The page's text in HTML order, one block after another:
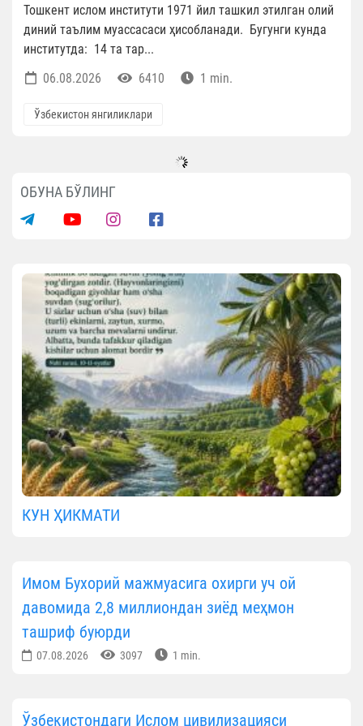
Тошкент ислом институти 1971 йил ташкил этилган олий
диний таълим муассасаси ҳисобланади. Бугунги кунда
институтда: 14 та тар...
06.08.2026
6410 1 min.
Ўзбекистон янгиликлари
ОБУНА БЎЛИНГ
КУН ҲИКМАТИ
Имом Бухорий мажмуасига охирги уч ой
давомида 2,8 миллиондан зиёд меҳмон
ташриф буюрди
07.08.2026 3097 1 min.
Ўзбекистондаги Ислом цивилизацияси